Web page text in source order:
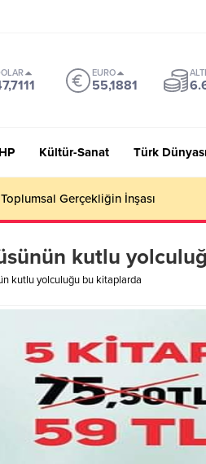
EURO
55,1881
Kültür-Sanat Türk Dünyası
Gerçekliğin İnşası
kutlu
kutlu yolculuğu bu kitaplarda